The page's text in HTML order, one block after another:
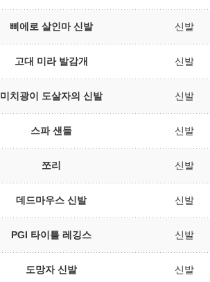
삐에로 살인마 신발 신발
고대 미라 발감개 신발
미치광이 도살자의 신발 신발
스파 샌들 신발
쪼리 신발
데드마우스 신발 신발
PGI 타이틀 레깅스 신발
도망자 신발 신발